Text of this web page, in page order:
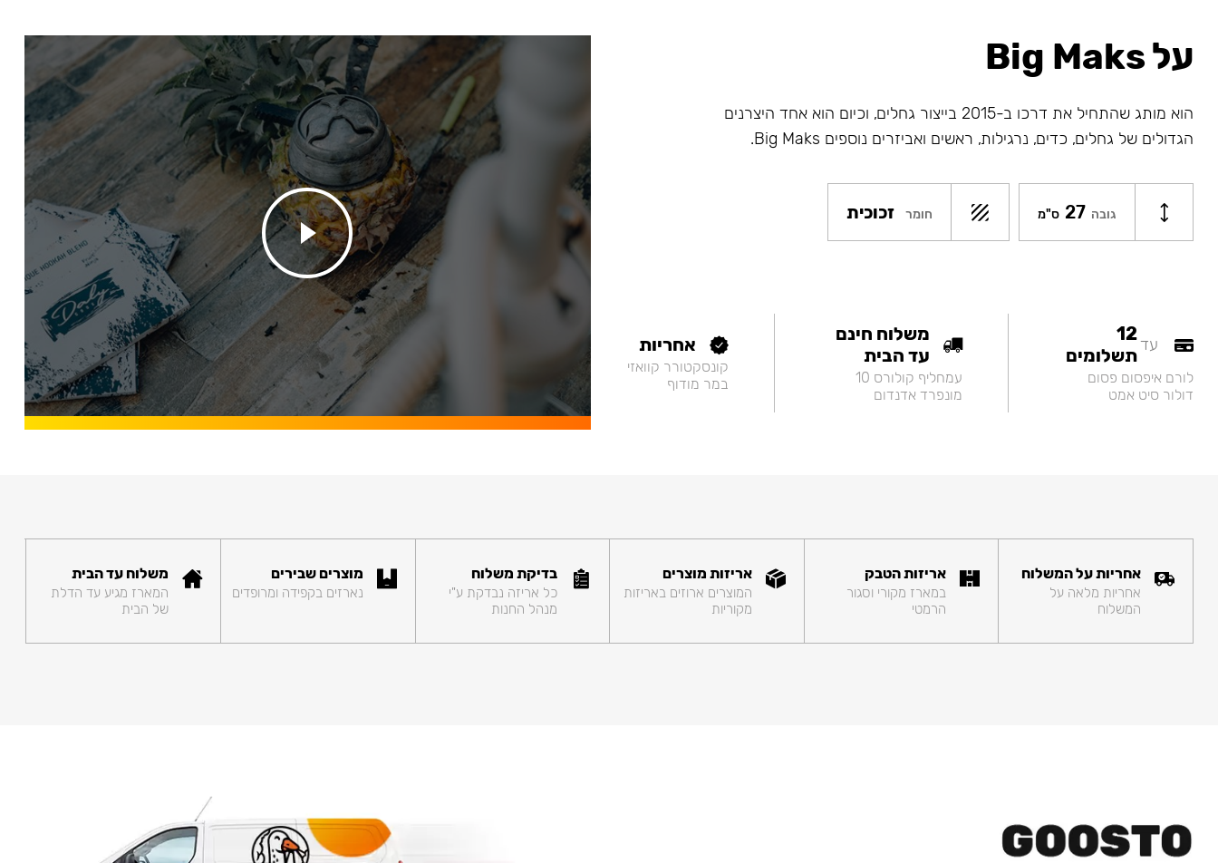
על Big Maks
הוא מותג שהתחיל את דרכו ב-2015 בייצור גחלים, וכיום הוא אחד היצרנים
הגדולים של גחלים, כדים, נרגילות, ראשים ואביזרים נוספים Big Maks.
גובה 27 ס"מ חומר זכוכית
עד12
תשלומים
לורם איפסום פסום
דולור סיט אמט
משלוח חינם
עד הבית
עמחליף קולורס 10
מונפרד אדנדום
אחריות
קונסקטורר קוואזי
במר מודוף
אחריות על המשלוח
אחריות מלאה על
המשלוח
אריזות הטבק
במארז מקורי וסגור
הרמטי
אריזות מוצרים
המוצרים ארוזים באריזות
מקוריות
בדיקת משלוח
כל אריזה נבדקת ע"י
מנהל החנות
מוצרים שבירים
נארזים בקפידה ומרופדים
משלוח עד הבית
המארז מגיע עד הדלת
של הבית